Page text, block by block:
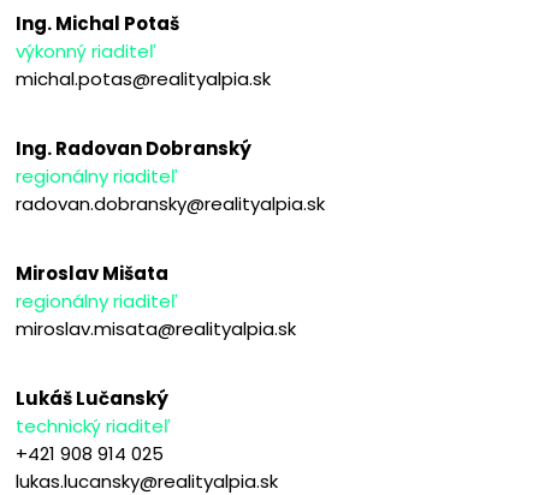
Ing. Michal Potaš
výkonný riaditeľ
michal.potas@realityalpia.sk
Ing. Radovan Dobranský
regionálny riaditeľ
radovan.dobransky@realityalpia.sk
Miroslav Mišata
regionálny riaditeľ
miroslav.misata@realityalpia.sk
Lukáš Lučanský
technický riaditeľ
+421 908 914 025
lukas.lucansky@realityalpia.sk